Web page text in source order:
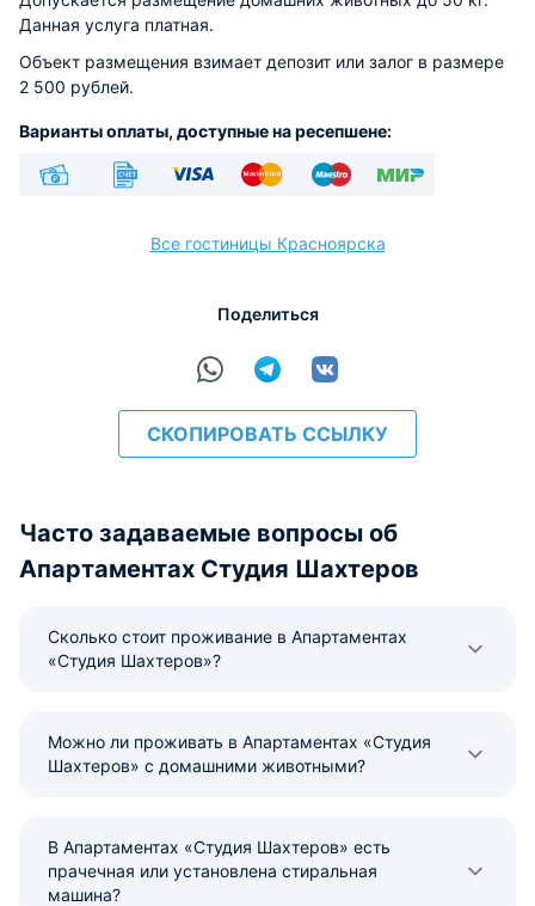
Данная услуга платная.
Объект размещения взимает депозит или залог в размере
2 500 рублей.
Варианты оплаты, доступные на ресепшене:
Все гостиницы Красноярска
Поделиться
СКОПИРОВАТЬ ССЫЛКУ
Часто задаваемые вопросы об
Апартаментах Студия Шахтеров
Сколько стоит проживание в Апартаментах
«Студия Шахтеров»?
Можно ли проживать в Апартаментах «Студия
Шахтеров» с домашними животными?
В Апартаментах «Студия Шахтеров» есть
прачечная или установлена стиральная
машина?